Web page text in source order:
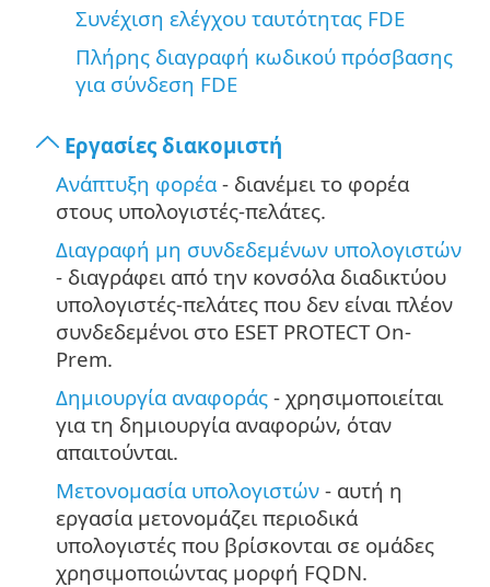
Συνέχιση ελέγχου ταυτότητας FDE
Πλήρης διαγραφή κωδικού πρόσβασης
για σύνδεση FDE
Εργασίες διακομιστή
Ανάπτυξη φορέα - διανέμει το φορέα
στους υπολογιστές-πελάτες.
Διαγραφή μη συνδεδεμένων υπολογιστών
- διαγράφει από την κονσόλα διαδικτύου
υπολογιστές-πελάτες που δεν είναι πλέον
συνδεδεμένοι στο ESET PROTECT On-
Prem.
Δημιουργία αναφοράς - χρησιμοποιείται
για τη δημιουργία αναφορών, όταν
απαιτούνται.
Μετονομασία υπολογιστών - αυτή η
εργασία μετονομάζει περιοδικά
υπολογιστές που βρίσκονται σε ομάδες
χρησιμοποιώντας μορφή FQDN.